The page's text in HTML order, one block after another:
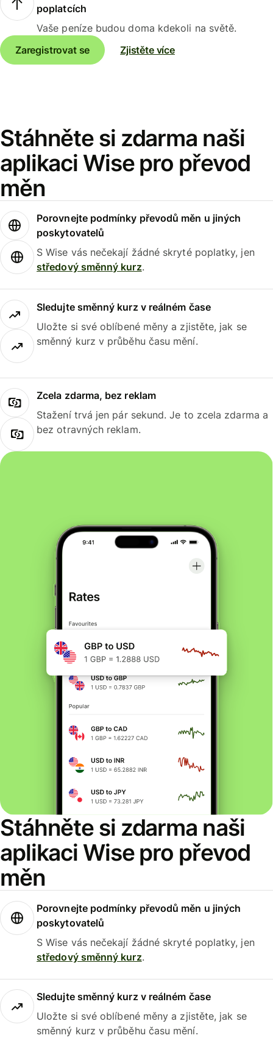
poplatcích
Vaše peníze budou doma kdekoli na světě.
Zaregistrovat se
Zjistěte více
Stáhněte si zdarma naši
aplikaci Wise pro převod
měn
Porovnejte podmínky převodů měn u jiných
poskytovatelů
S Wise vás nečekají žádné skryté poplatky, jen
středový směnný kurz.
Sledujte směnný kurz v reálném čase
Uložte si své oblíbené měny a zjistěte, jak se
směnný kurz v průběhu času mění.
Zcela zdarma, bez reklam
Stažení trvá jen pár sekund. Je to zcela zdarma a
bez otravných reklam.
Stáhněte si zdarma naši
aplikaci Wise pro převod
měn
Porovnejte podmínky převodů měn u jiných
poskytovatelů
S Wise vás nečekají žádné skryté poplatky, jen
středový směnný kurz.
Sledujte směnný kurz v reálném čase
Uložte si své oblíbené měny a zjistěte, jak se
směnný kurz v průběhu času mění.